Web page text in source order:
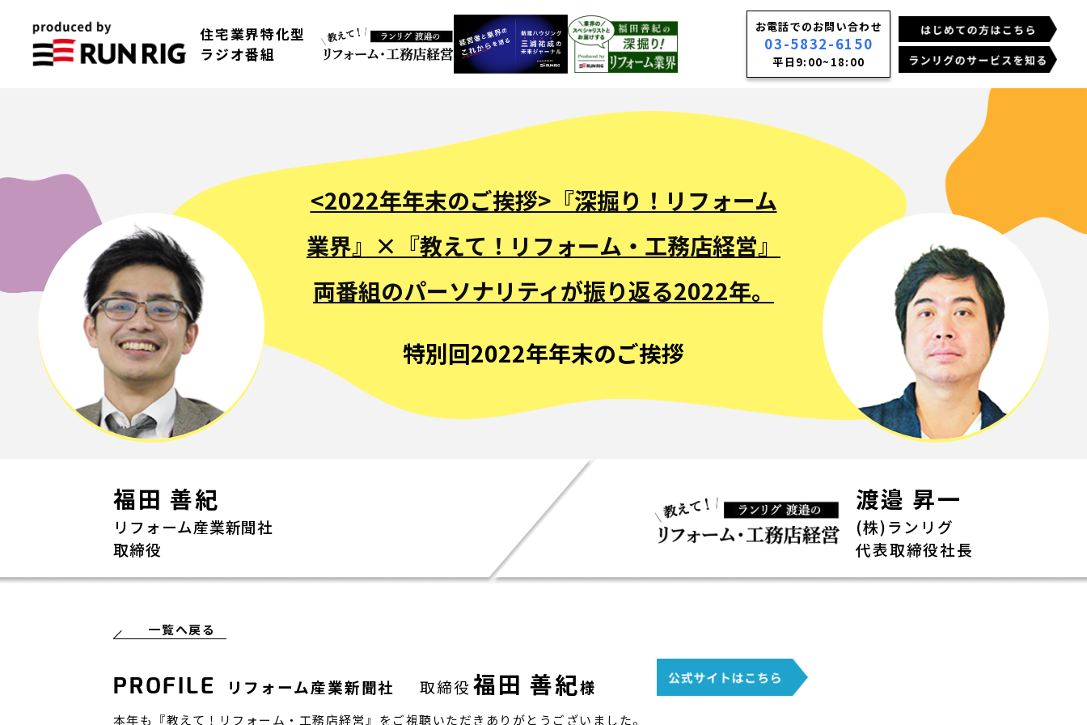
住宅業界特化型
ラジオ番組
お電話でのお問い合わせ
03-5832-6150
平日9:00~18:00
<2022年年末のご挨拶>『深掘り！リフォーム
業界』×『教えて！リフォーム・工務店経営』
両番組のパーソナリティが振り返る2022年。
特別回2022年年末のご挨拶
福田 善紀
リフォーム産業新聞社
取締役
渡邉 昇一
(株)ランリグ
代表取締役社長
一覧へ戻る
PROFILE リフォーム産業新聞社 取締役 福田 善紀様
本年も『教えて！リフォーム・工務店経営』をご視聴いただきありがとうございました。